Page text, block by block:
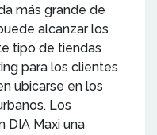
más grande de
alcanzar los
tipo de tiendas
para los clientes
ubicarse en los
Los
DIA Maxi una